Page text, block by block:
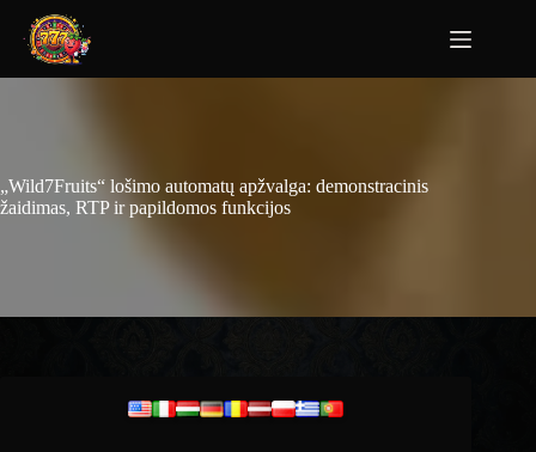
„Wild7Fruits“ lošimo automatų apžvalga: demonstracinis
žaidimas, RTP ir papildomos funkcijos